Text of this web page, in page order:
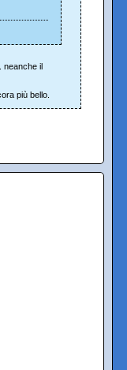
neanche il
più bello.